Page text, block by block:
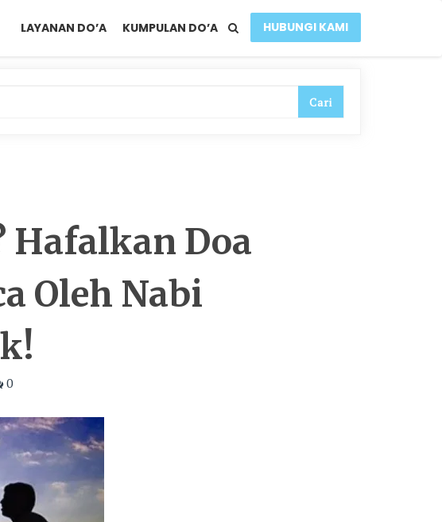
LAYANAN DO’A KUMPULAN DO’A HUBUNGI KAMI
Hafalkan Doa
Oleh Nabi
0